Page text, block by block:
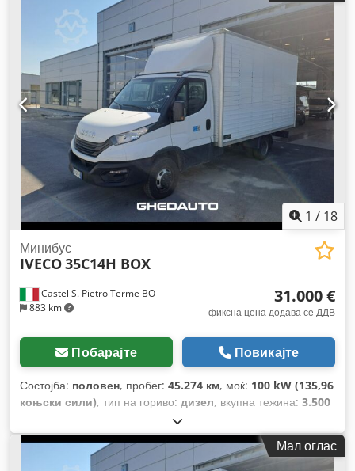
1 / 18
Castel S. Pietro Terme BO
883 km
Минибус
IVECO35C14H BOX
31.000 €
фиксна цена додава се ДДВ
Побарајте Повикајте
Состојба: половен, пробег: 45.274 км, моќ: 100 kW (135,96
коњски сили), тип на гориво: дизел, вкупна тежина: 3.500
, максимална носивост на товар:
регистрација:03/2024, емисиона класа:Еуро 6,
Мал оглас